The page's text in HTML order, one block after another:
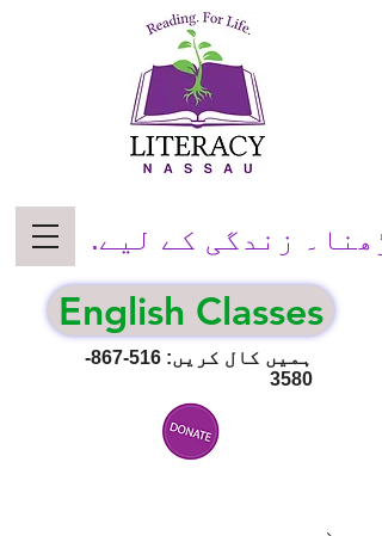
ہمیں کال کریں:
516-867-
3580
زندگی کے لیے.
English Classes